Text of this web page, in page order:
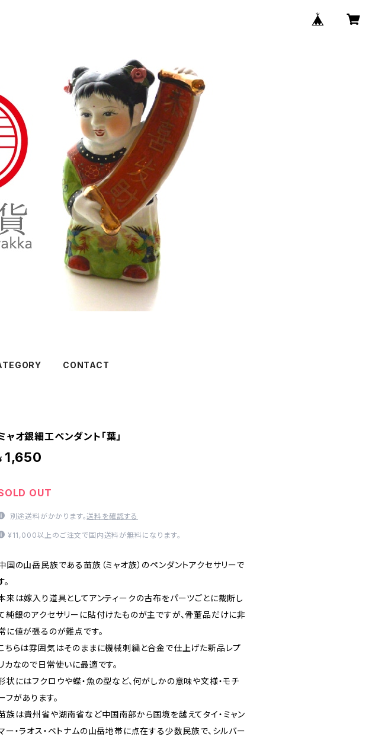
CONTACT
ャオ銀細工ペンダント「葉」
1,650
OUT
別途送料がかかります。送料を確認する
¥11,000以上のご注文で国内送料が無料になります。
国の山岳民族である苗族（ミャオ族）のペンダントアクセサリーで
。
来は嫁入り道具としてアンティークの古布をパーツごとに裁断し
純銀のアクセサリーに貼付けたものが主ですが、骨董品だけに非
に値が張るのが難点です。
ちらは雰囲気はそのままに機械刺繍と合金で仕上げた新品レプ
カなので日常使いに最適です。
状にはフクロウや蝶・魚の型など、何がしかの意味や文様・モチ
フがあります。
族は貴州省や湖南省など中国南部から国境を越えてタイ・ミャン
ー・ラオス・ベトナムの山岳地帯に点在する少数民族で、シルバー